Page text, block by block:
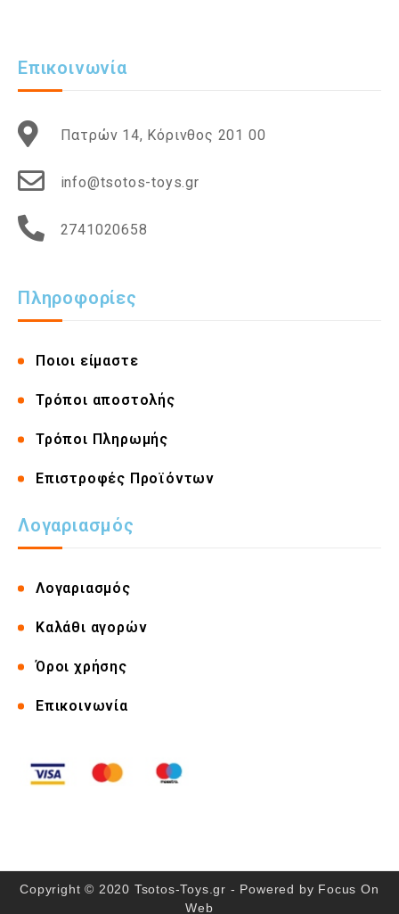
Επικοινωνία
Πατρών 14, Κόρινθος 201 00
info@tsotos-toys.gr
2741020658
Πληροφορίες
Ποιοι είμαστε
Τρόποι αποστολής
Τρόποι Πληρωμής
Επιστροφές Προϊόντων
Λογαριασμός
Λογαριασμός
Καλάθι αγορών
Όροι χρήσης
Επικοινωνία
Copyright © 2020 Tsotos-Toys.gr - Powered by Focus On
Web